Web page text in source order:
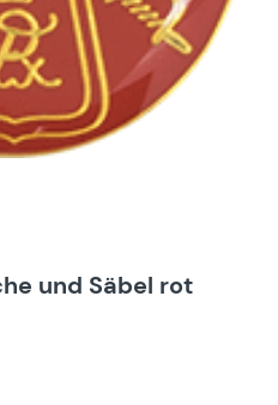
und Säbel rot